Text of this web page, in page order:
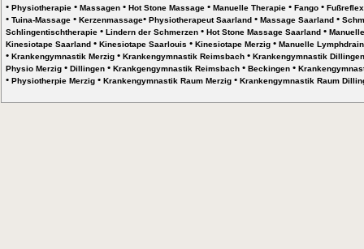
• Physiotherapie • Massagen • Hot Stone Massage • Manuelle Therapie • Fango •
• Tuina-Massage • Kerzenmassage• Physiotherapeut Saarland • Massage Saarland •
Schlingentischtherapie • Lindern der Schmerzen • Hot Stone Massage Saarland •
Kinesiotape Saarland • Kinesiotape Saarlouis • Kinesiotape Merzig • Manuelle
• Krankengymnastik Merzig • Krankengymnastik Reimsbach • Krankengymnastik Dillingen
Physio Merzig • Dillingen • Krankgengymnastik Reimsbach • Beckingen •
• Physiotherpie Merzig • Krankengymnastik Raum Merzig • Krankengymnastik Raum